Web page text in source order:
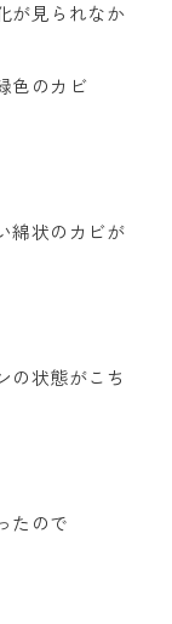
が見られなか
色のカビ
綿状のカビが
の状態がこち
たので